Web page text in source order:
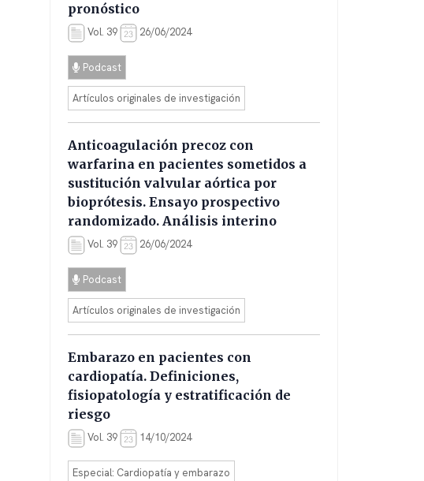
pronóstico
Vol. 39 26/06/2024
Podcast
Artículos originales de investigación
Anticoagulación precoz con
warfarina en pacientes sometidos a
sustitución valvular aórtica por
bioprótesis. Ensayo prospectivo
randomizado. Análisis interino
Vol. 39 26/06/2024
Podcast
Artículos originales de investigación
Embarazo en pacientes con
cardiopatía. Definiciones,
fisiopatología y estratificación de
riesgo
Vol. 39 14/10/2024
Especial: Cardiopatía y embarazo